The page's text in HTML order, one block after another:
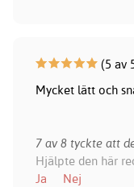
(5 av
Mycket lätt och
7 av 8 tyckte att
Hjälpte den här
Ja
Nej